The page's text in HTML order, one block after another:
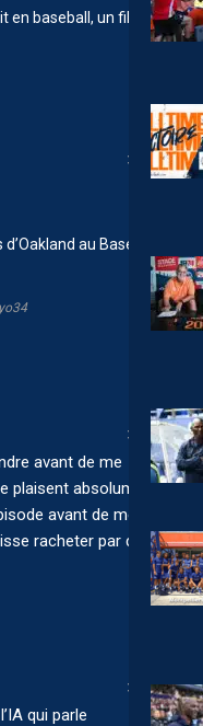
baseball, un film
au Baseball.
avant de me
plaisent absolument
avant de me
racheter par des
qui parle